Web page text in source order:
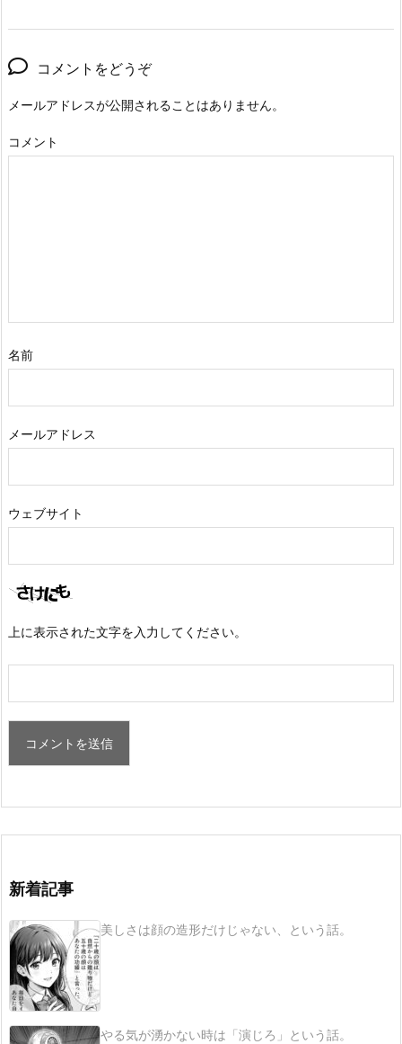
コメントをどうぞ
メールアドレスが公開されることはありません。
コメント
名前
メールアドレス
ウェブサイト
上に表示された文字を入力してください。
新着記事
美しさは顔の造形だけじゃない、という話。
やる気が湧かない時は「演じろ」という話。